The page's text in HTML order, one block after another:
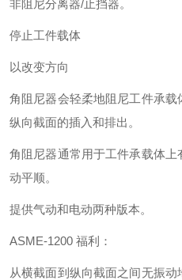
非阻尼分离器/止挡器。
停止工件载体
以改变方向
角阻尼器会轻柔地阻尼工件承载
纵向截面的插入和排出。
角阻尼器通常用于工件承载体
动平顺。
提供气动和电动两种版本。
ASME-1200 福利：
从横截面到纵向截面之间无振